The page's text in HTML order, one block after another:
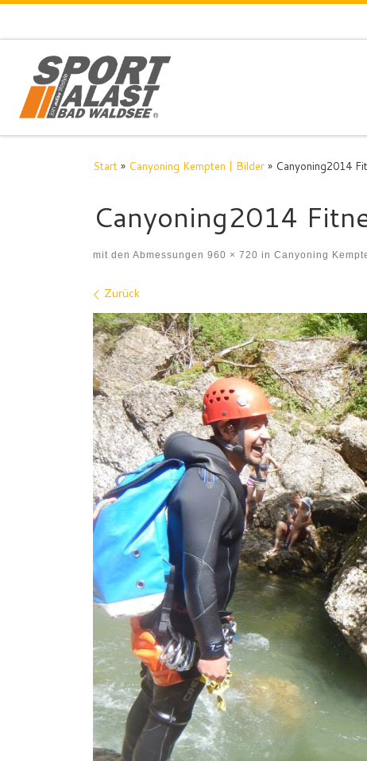
Start » Canyoning Kempten | Bilder » Canyoning2014
Canyoning2014
mit den Abmessungen 960 × 720 in Canyoning
Bilder Navigation
Zurück